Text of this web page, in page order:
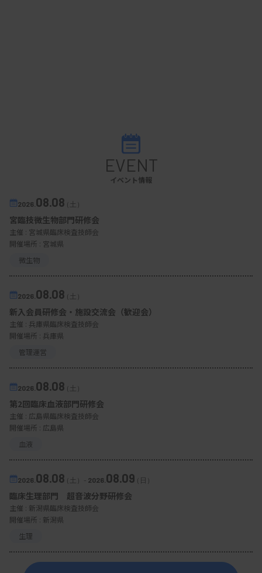
EVENT
イベント情報
2026. 08.08（土）
宮臨技微生物部門研修会
主催 : 宮城県臨床検査技師会
開催場所 : 宮城県
微生物
2026. 08.08（土）
新入会員研修会・施設交流会（歓迎会）
主催 : 兵庫県臨床検査技師会
開催場所 : 兵庫県
管理運営
2026. 08.08（土）
第2回臨床血液部門研修会
主催 : 広島県臨床検査技師会
開催場所 : 広島県
血液
2026. 08.08（土） - 2026. 08.09 （日）
臨床生理部門 超音波分野研修会
主催 : 新潟県臨床検査技師会
開催場所 : 新潟県
生理